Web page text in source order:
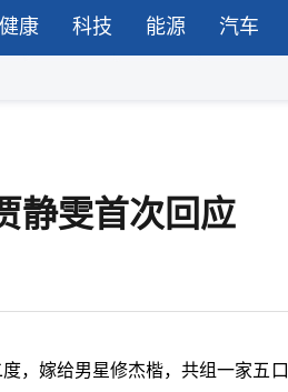
健康 科技 能源 汽车
静雯首次回应
，嫁给男星修杰楷，共组一家五口